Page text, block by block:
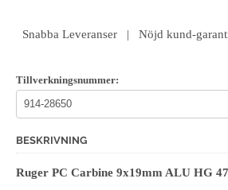
Snabba Leveranser | Nöjd kund-
Tillverkningsnummer:
BESKRIVNING
Ruger PC Carbine 9x19mm ALU HG